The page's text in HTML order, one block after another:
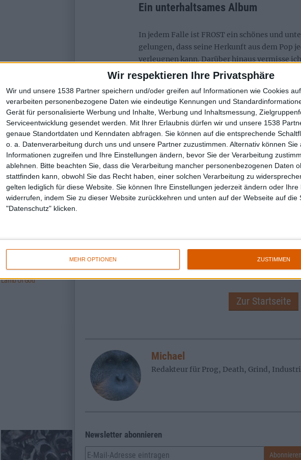
Wir respektieren Ihre Privatsphäre
Wir und unsere 1538 Partner speichern und/oder greifen auf Informationen wie Cookies
verarbeiten personenbezogene Daten wie eindeutige Kennungen und
Gerät für personalisierte Werbung und Inhalte, Werbung und Inhaltsmessung,
Serviceentwicklung gesendet werden.
Mit Ihrer Erlaubnis dürfen wir und unsere 1538
genaue Standortdaten und Kenndaten abfragen. Sie können auf die entsprechende
o. a. Datenverarbeitung durch uns und unsere Partner zuzustimmen. Alternativ können Sie
Informationen zugreifen und Ihre Einstellungen ändern, bevor Sie der Verarbeitung
ablehnen.
Bitte beachten Sie, dass die Verarbeitung mancher personenbezogenen Daten
stattfinden kann, obwohl Sie das Recht haben, einer solchen Verarbeitung zu
gelten lediglich für diese Website. Sie können Ihre Einstellungen jederzeit ändern oder Ihre
widerrufen, indem Sie zu dieser Website zurückkehren und unten auf der Webseite auf die
"Datenschutz" klicken.
MEHR OPTIONEN ZUSTIMMEN
Ein unterhaltsames Album
In jedem Falle ist FROST ein schönes und
gelungen, dass seine Herkunft aus dem Pop
verleugnen kann. Darüber hinaus vermisse
Jungs einfach mal richtig durchdrehen,
Hörer mal richtig in den Sessel presst.
wirklich nicht viel, was man an „Falling
Wer mal bock auf poppigen Prog respektive
hier reinhören.
Zur Startseite
Michael
Redakteur für Prog, Death, Grind,
Newsletter abonnieren
4
6/10
Orgöne
Mos/Fet
Lamb Of God
Lamb Of God